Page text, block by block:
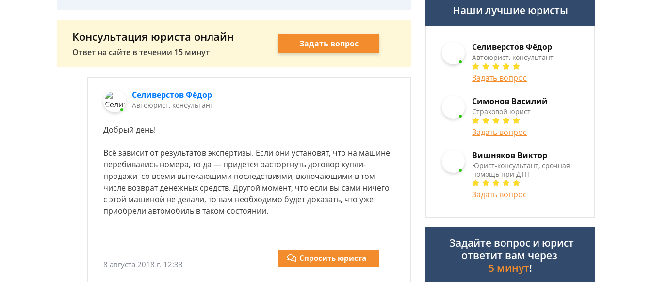
Консультация юриста онлайн
Ответ на сайте в течении 15 минут
Задать вопрос
Селиверстов Фёдор
Автоюрист, консультант
Добрый день!
Всё зависит от результатов экспертизы. Если они установят, что на машине
перебивались номера, то да — придется расторгнуть договор купли-
продажи со всеми вытекающими последствиями, включающими в том
числе возврат денежных средств. Другой момент, что если вы сами ничего
с этой машиной не делали, то вам необходимо будет доказать, что уже
приобрели автомобиль в таком состоянии.
8 августа 2018 г. 12:33
Спросить юриста
Наши лучшие юристы
Селиверстов Фёдор
Автоюрист, консультант
Задать вопрос
Симонов Василий
Страховой юрист
Задать вопрос
Вишняков Виктор
Юрист-консультант, срочная
помощь при ДТП
Задать вопрос
Задайте вопрос и юрист
ответит вам через
5 минут!